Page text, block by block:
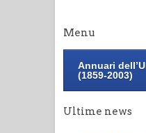
Menu
Annuari
(1859-2003)
Ultime news